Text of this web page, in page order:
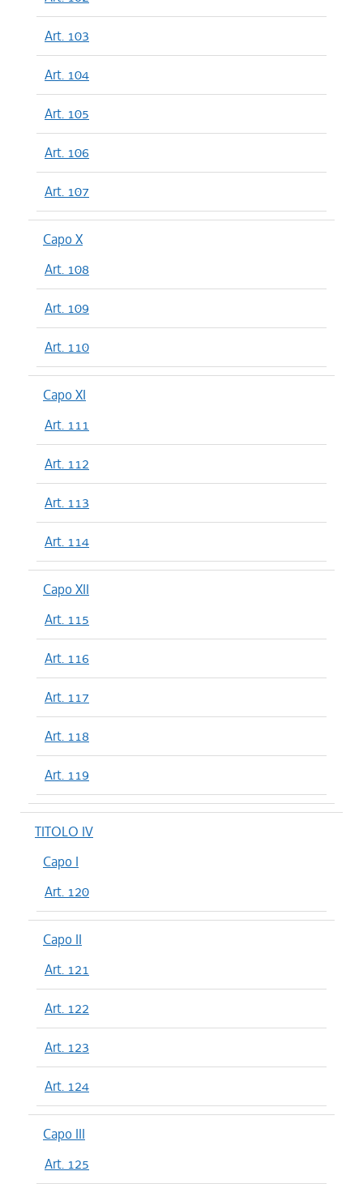
Art. 103
Art. 104
Art. 105
Art. 106
Art. 107
Capo X
Art. 108
Art. 109
Art. 110
Capo XI
Art. 111
Art. 112
Art. 113
Art. 114
Capo XII
Art. 115
Art. 116
Art. 117
Art. 118
Art. 119
TITOLO IV
Capo I
Art. 120
Capo II
Art. 121
Art. 122
Art. 123
Art. 124
Capo III
Art. 125